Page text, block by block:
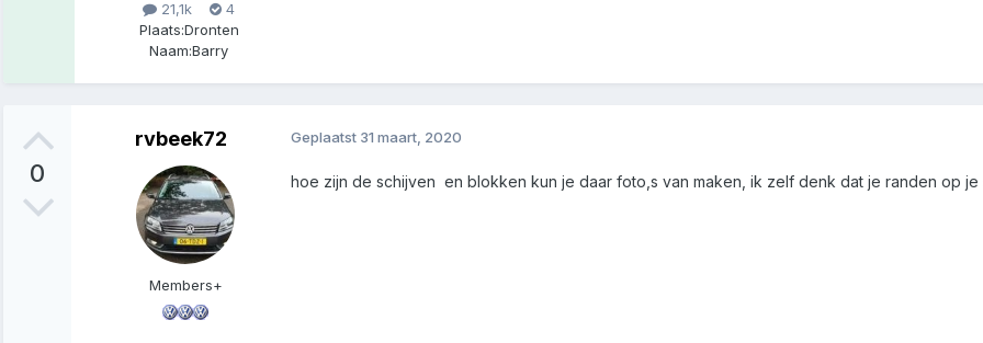
21,1k
4
Plaats:Dronten
Naam:Barry
0
rvbeek72
Members+
Geplaatst 31 maart, 2020
hoe zijn de schijven en blokken kun je daar foto,s van maken, ik zelf denk dat je randen op je